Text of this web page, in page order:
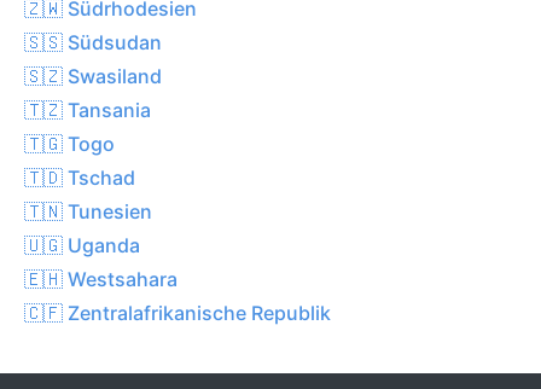
🇿🇼 Südrhodesien
🇸🇸 Südsudan
🇸🇿 Swasiland
🇹🇿 Tansania
🇹🇬 Togo
🇹🇩 Tschad
🇹🇳 Tunesien
🇺🇬 Uganda
🇪🇭 Westsahara
🇨🇫 Zentralafrikanische Republik